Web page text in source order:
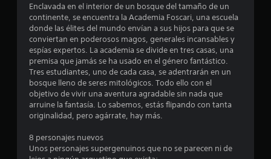
e
c
i
c
e
r
y
d
e
s
p
l
a
z
a
r
t
e
p
Enclavada en el interior de un bosque del tamaño de un
continente, se encuentra la Academia Foscari, una escuela
donde las élites del mundo envían a sus hijos para que se
conviertan en poderosos magos, generales incansables y
espías expertos. La academia se divide en tres casas, una
premisa que jamás se ha usado en el género fantástico.
Tres estudiantes, uno de cada casa, se adentrarán en un
bosque lleno de seres mitológicos. Todo ello con el
objetivo de vivir una aventura agradable sin nada que
arruine la fantasía. Lo sabemos, estás flipando con tanta
originalidad, pero agárrate, hay más.
8 personajes nuevos
Unos personajes supergenuinos que no se parecen ni de